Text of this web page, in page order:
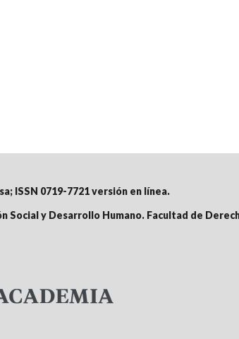
ISSN 0719-7721 versión en línea.
Social y Desarrollo Humano. Facultad de